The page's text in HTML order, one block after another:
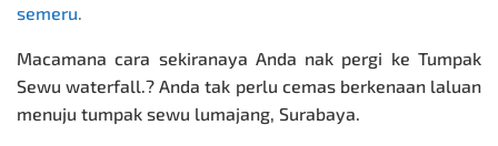
semeru
Macamana cara sekiranaya Anda nak pergi ke Tumpak
Sewu waterfall.? Anda tak perlu cemas berkenaan laluan
menuju tumpak sewu lumajang, Surabaya.